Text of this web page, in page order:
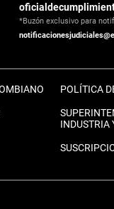
*Buzón exclusivo para
POLÍTICA
INDUSTRIA